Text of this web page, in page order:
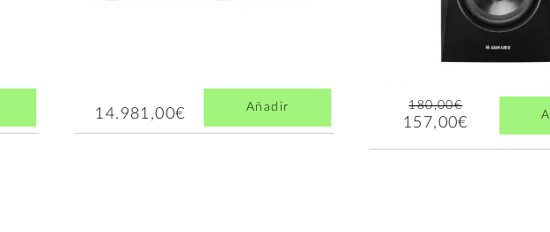
14.981,00€ Añadir 180,00€
157,00€